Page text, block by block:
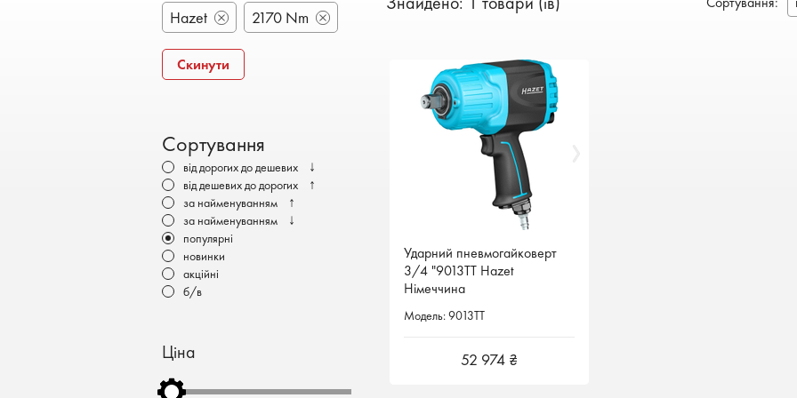
Електромобілі
Hazet 2170 Nm
Скинути
Сортування
від дорогих до дешевих ↓
від дешевих до дорогих ↑
за найменуванням ↑
за найменуванням ↓
популярні
новинки
акційні
б/в
Ціна
Ударний пневмогайковерт
3/4 "9013TT Hazet
Німеччина
Модель: 9013TT
52 974 ₴
Ударний пневмогайковерт
3/4 "9013TT Hazet
Німеччина
Модель: 9013TT
52 974 ₴